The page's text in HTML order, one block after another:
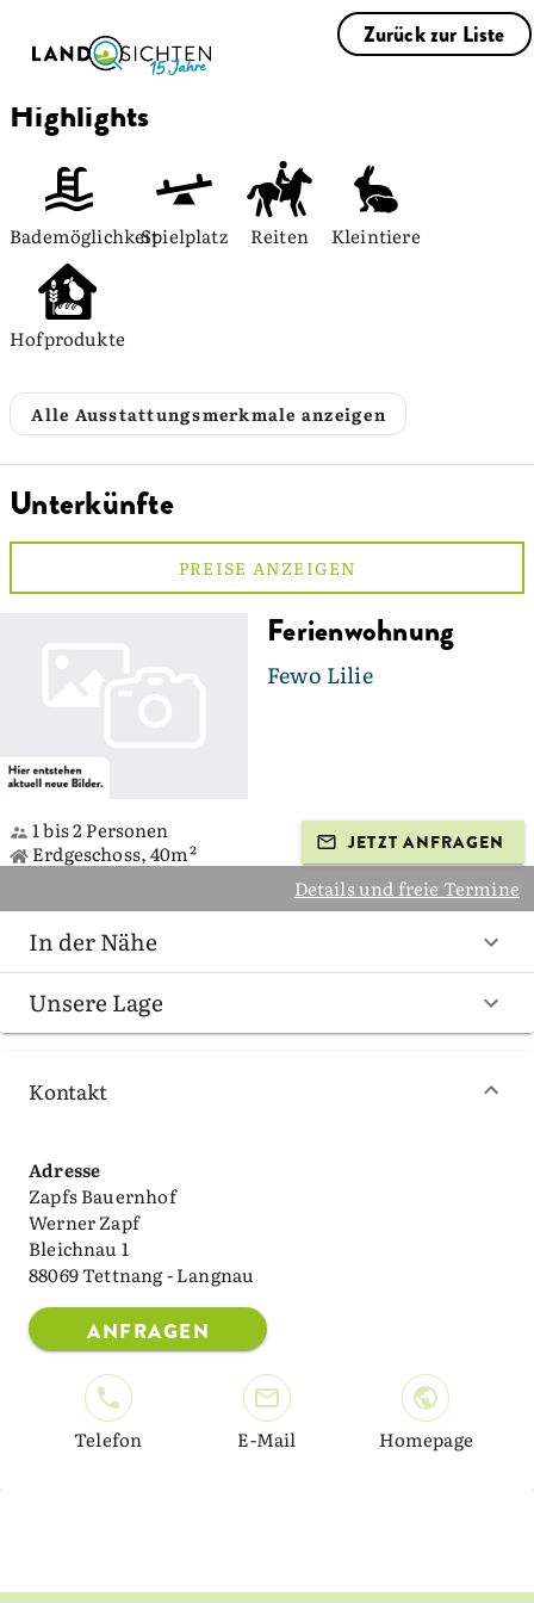
Zurück zur Liste
Highlights
BademöglichkeitSpielplatz Reiten Kleintiere
Hofprodukte
Alle Ausstattungsmerkmale anzeigen
Unterkünfte
PREISE ANZEIGEN
Ferienwohnung
Fewo Lilie
1 bis 2 Personen
Erdgeschoss, 40m²
JETZT ANFRAGEN
Details und freie Termine
In der Nähe
Unsere Lage
Kontakt
Adresse
Zapfs Bauernhof
Werner Zapf
Bleichnau 1
88069 Tettnang - Langnau
ANFRAGEN
Telefon E-Mail Homepage